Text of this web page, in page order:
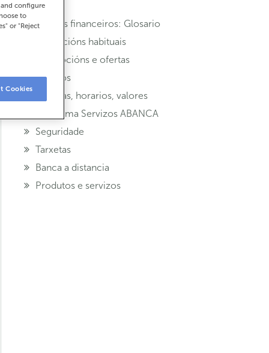
Termos financeiros: Glosario
Operacións habituais
Promocións e ofertas
Seguros
Oficinas, horarios, valores
Programa Servizos ABANCA
Seguridade
Tarxetas
Banca a distancia
Produtos e servizos
configure
to
or "Reject
Cookies